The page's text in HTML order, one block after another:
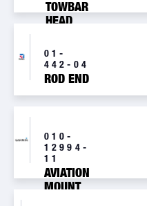
TOWBAR
HEAD
01-
442-04
ROD END
010-
12994-
11
AVIATION
MOUNT